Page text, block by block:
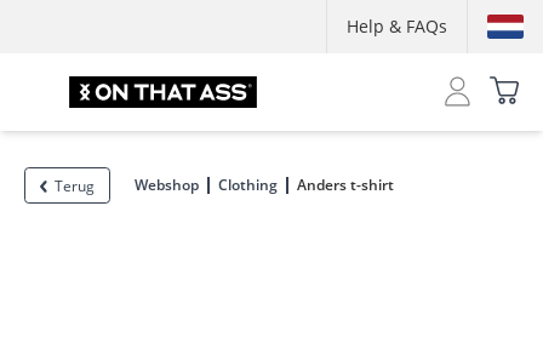
Help & FAQs
Terug Webshop Clothing Anders t-shirt